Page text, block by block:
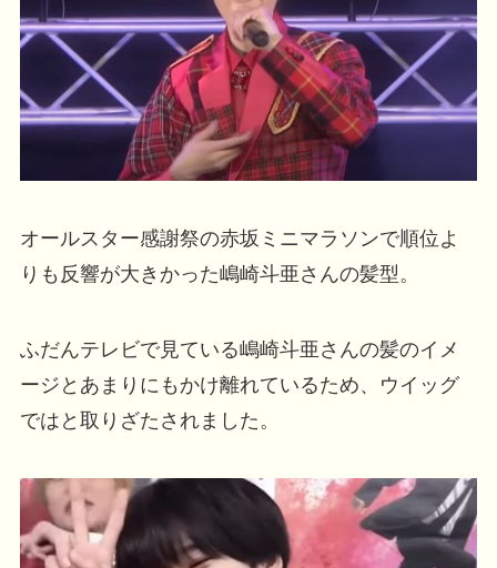
オールスター感謝祭の赤坂ミニマラソンで順位よ
りも反響が大きかった嶋崎斗亜さんの髪型。
ふだんテレビで見ている嶋崎斗亜さんの髪のイメ
ージとあまりにもかけ離れているため、ウイッグ
ではと取りざたされました。